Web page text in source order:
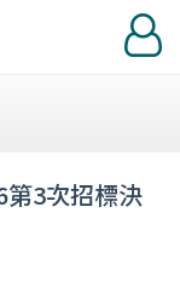
登
入
3次招標決